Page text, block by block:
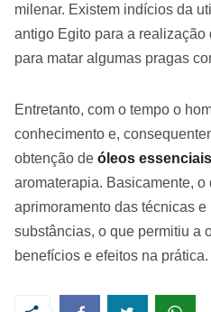
milenar. Existem indícios da
antigo Egito para a realização
para matar algumas pragas
Entretanto, com o tempo o
conhecimento e,
obtenção de óleos essenciais
aromaterapia. Basicamente,
aprimoramento das técnicas
substâncias, o que permitiu a
benefícios e efeitos na prática.